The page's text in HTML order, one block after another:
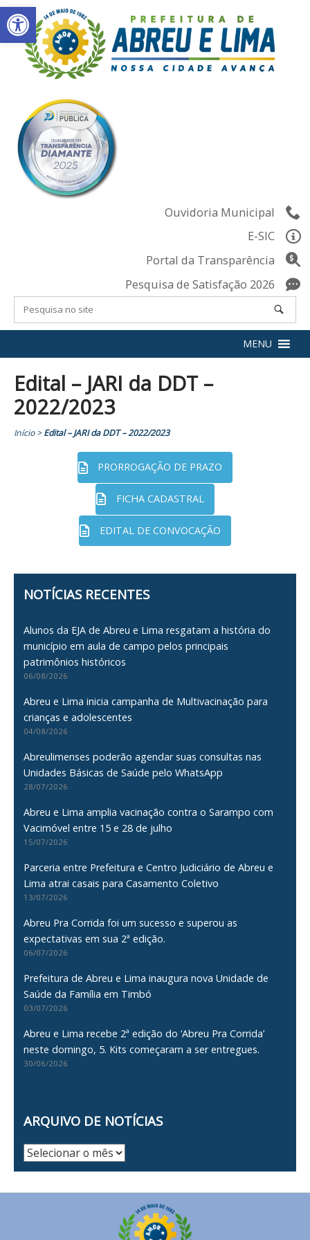
Abrir a barra de ferramentas
Skip
to
content
Ouvidoria Municipal
E-SIC
Portal da Transparência
Pesquisa de Satisfação 2026
MENU
Edital – JARI da DDT –
2022/2023
Início>Edital – JARI da DDT – 2022/2023
PRORROGAÇÃO DE PRAZO
FICHA CADASTRAL
EDITAL DE CONVOCAÇÃO
NOTÍCIAS RECENTES
Alunos da EJA de Abreu e Lima resgatam a história do
município em aula de campo pelos principais
patrimônios históricos
06/08/2026
Abreu e Lima inicia campanha de Multivacinação para
crianças e adolescentes
04/08/2026
Abreulimenses poderão agendar suas consultas nas
Unidades Básicas de Saúde pelo WhatsApp
28/07/2026
Abreu e Lima amplia vacinação contra o Sarampo com
Vacimóvel entre 15 e 28 de julho
15/07/2026
Parceria entre Prefeitura e Centro Judiciário de Abreu e
Lima atrai casais para Casamento Coletivo
13/07/2026
Abreu Pra Corrida foi um sucesso e superou as
expectativas em sua 2ª edição.
06/07/2026
Prefeitura de Abreu e Lima inaugura nova Unidade de
Saúde da Família em Timbó
03/07/2026
Abreu e Lima recebe 2ª edição do ‘Abreu Pra Corrida’
neste domingo, 5. Kits começaram a ser entregues.
30/06/2026
ARQUIVO DE NOTÍCIAS
Arquivo